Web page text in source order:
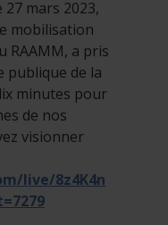
mars 2023,
mobilisation
RAAMM, a pris
publique de la
minutes pour
de nos
visionner
live/8z4K4n